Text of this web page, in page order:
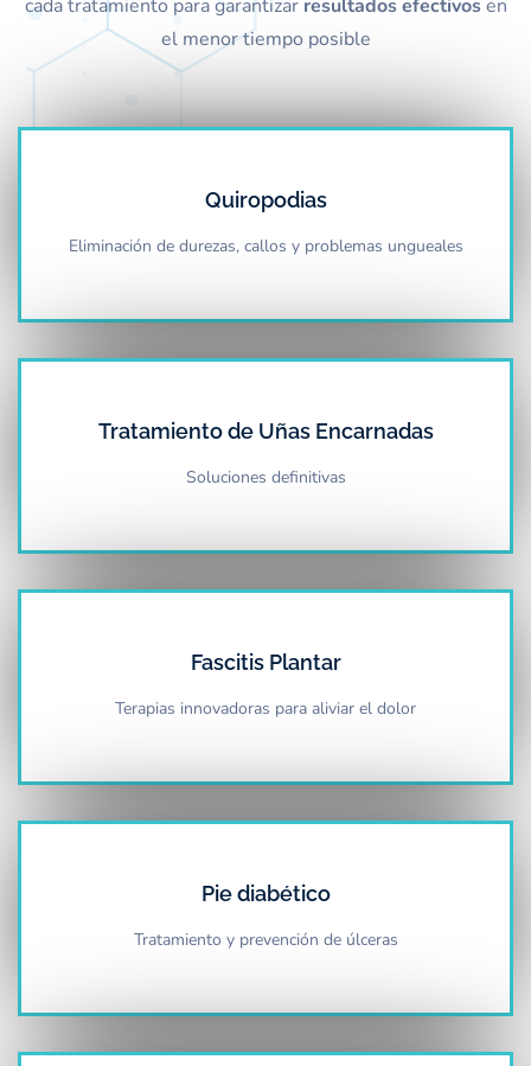
cada tratamiento para garantizar resultados efectivosen
el menor tiempo posible
Quiropodias
Eliminación de durezas, callos y problemas ungueales
Tratamiento de Uñas Encarnadas
Soluciones definitivas
Fascitis Plantar
Terapias innovadoras para aliviar el dolor
Pie diabético
Tratamiento y prevención de úlceras